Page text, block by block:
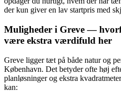
der kun giver en lav startpris med
Muligheder i Greve —
være ekstra værdifuld her
Greve ligger tæt på både natur og
København. Det betyder ofte høj
planløsninger og ekstra
kan: